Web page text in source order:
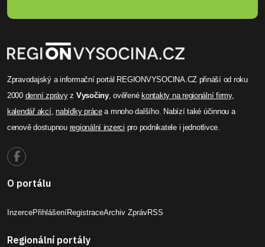
Zpravodajský a informační portál REGIONVYSOCINA.CZ přináší od roku
2000 denní zprávyz Vysočiny, ověřené kontakty na regionální firmy,
kalendář akcí,nabídky prácea mnoho dalšího. Nabízí také účinnou a
cenově dostupnou regionální inzerci pro podnikatele i jednotlivce.
O portálu
InzercePřihlášeníRegistraceArchiv ZprávRSS
Regionální portály